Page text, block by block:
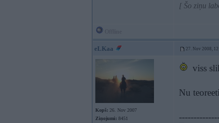
[ Šo ziņu
eLKaa 27. Nov 2008,
Kopš: 26. Nov 2007
Ziņojumi: 8451
viss
Nu